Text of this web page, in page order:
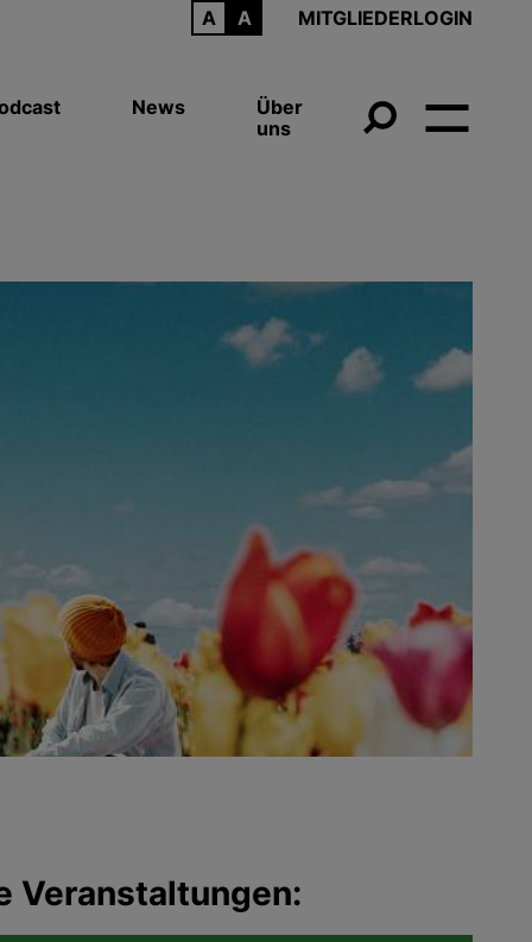
MITGLIEDERLOGIN
News
Über
uns
Veranstaltungen: